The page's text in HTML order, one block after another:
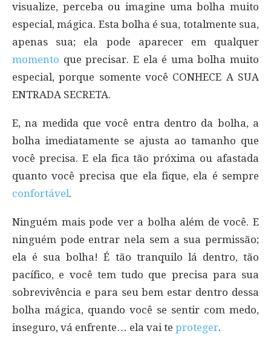
visualize, perceba ou imagine uma bolha muito
especial, mágica. Esta bolha é sua, totalmente sua,
apenas sua; ela pode aparecer em qualquer
momento que precisar. E ela é uma bolha muito
especial, porque somente você CONHECE A SUA
ENTRADA SECRETA.
E, na medida que você entra dentro da bolha, a
bolha imediatamente se ajusta ao tamanho que
você precisa. E ela fica tão próxima ou afastada
quanto você precisa que ela fique, ela é sempre
confortável.
Ninguém mais pode ver a bolha além de você. E
ninguém pode entrar nela sem a sua permissão;
ela é sua bolha! É tão tranquilo lá dentro, tão
pacífico, e você tem tudo que precisa para sua
sobrevivência e para seu bem estar dentro dessa
bolha mágica, quando você se sentir com medo,
inseguro, vá enfrente… ela vai te proteger.